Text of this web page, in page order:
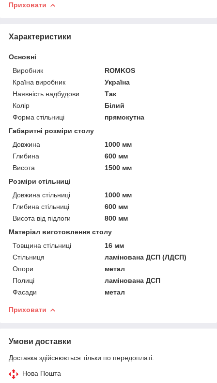
Приховати
Характеристики
Основні
Виробник
ROMKOS
Країна виробник
Україна
Наявність надбудови
Так
Колір
Білий
Форма стільниці
прямокутна
Габаритні розміри столу
Довжина
1000 мм
Глибина
600 мм
Висота
1500 мм
Розміри стільниці
Довжина стільниці
1000 мм
Глибина стільниці
600 мм
Висота від підлоги
800 мм
Матеріал виготовлення столу
Товщина стільниці
16 мм
Стільниця
ламінована ДСП (ЛДСП)
Опори
метал
Полиці
ламінована ДСП
Фасади
метал
Приховати
Умови доставки
Доставка здійснюється тільки по передоплаті.
Нова Пошта